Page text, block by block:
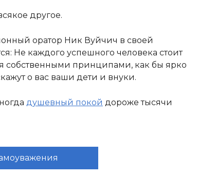
другое.
оратор Ник Вуйчич в своей
Не каждого успешного человека стоит
собственными принципами, как бы ярко
о вас ваши дети и внуки.
душевный покой дороже тысячи